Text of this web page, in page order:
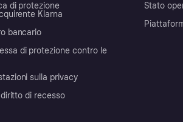
di protezione
Klarna
bancario
di protezione contro le
sulla privacy
diritto di recesso
Stato